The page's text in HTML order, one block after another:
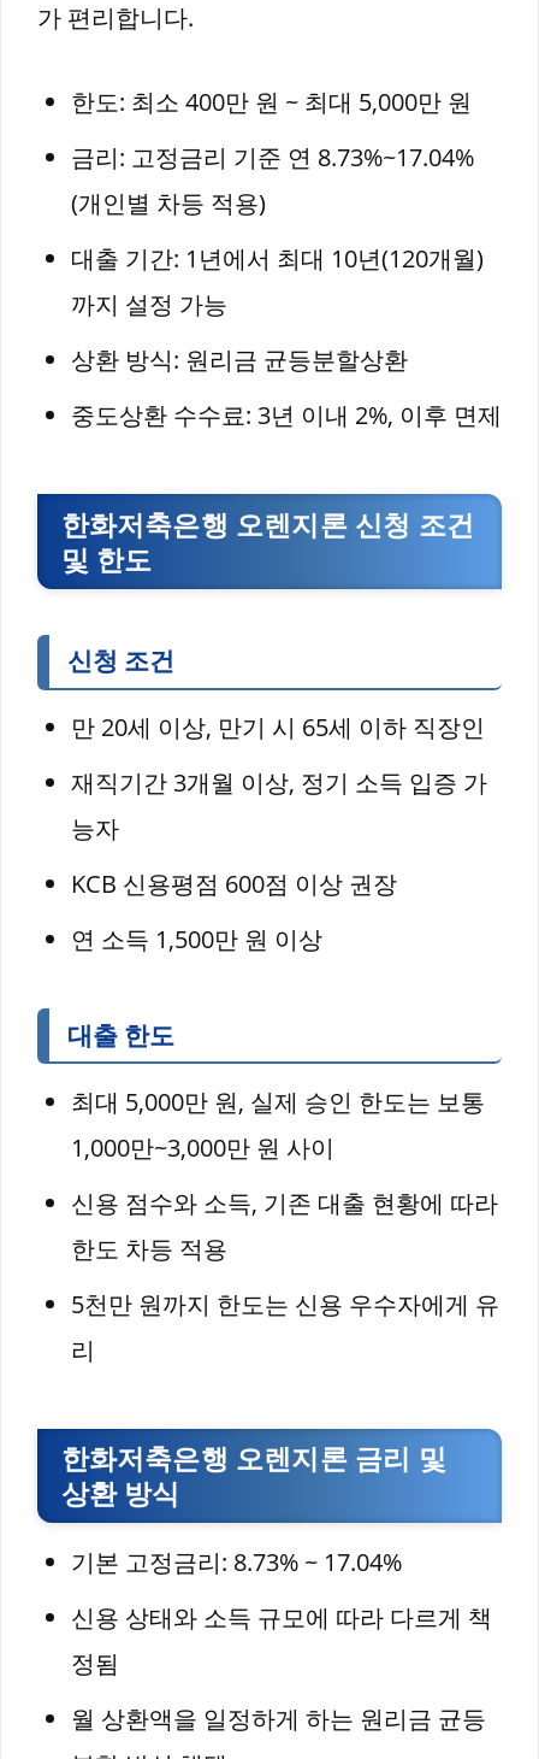
가 편리합니다.
한도: 최소 400만 원 ~ 최대 5,000만 원
금리: 고정금리 기준 연 8.73%~17.04%
(개인별 차등 적용)
대출 기간: 1년에서 최대 10년(120개월)
까지 설정 가능
상환 방식: 원리금 균등분할상환
중도상환 수수료: 3년 이내 2%, 이후 면제
한화저축은행 오렌지론 신청 조건
및 한도
신청 조건
만 20세 이상, 만기 시 65세 이하 직장인
재직기간 3개월 이상, 정기 소득 입증 가
능자
KCB 신용평점 600점 이상 권장
연 소득 1,500만 원 이상
대출 한도
최대 5,000만 원, 실제 승인 한도는 보통
1,000만~3,000만 원 사이
신용 점수와 소득, 기존 대출 현황에 따라
한도 차등 적용
5천만 원까지 한도는 신용 우수자에게 유
리
한화저축은행 오렌지론 금리 및
상환 방식
기본 고정금리: 8.73% ~ 17.04%
신용 상태와 소득 규모에 따라 다르게 책
정됨
월 상환액을 일정하게 하는 원리금 균등